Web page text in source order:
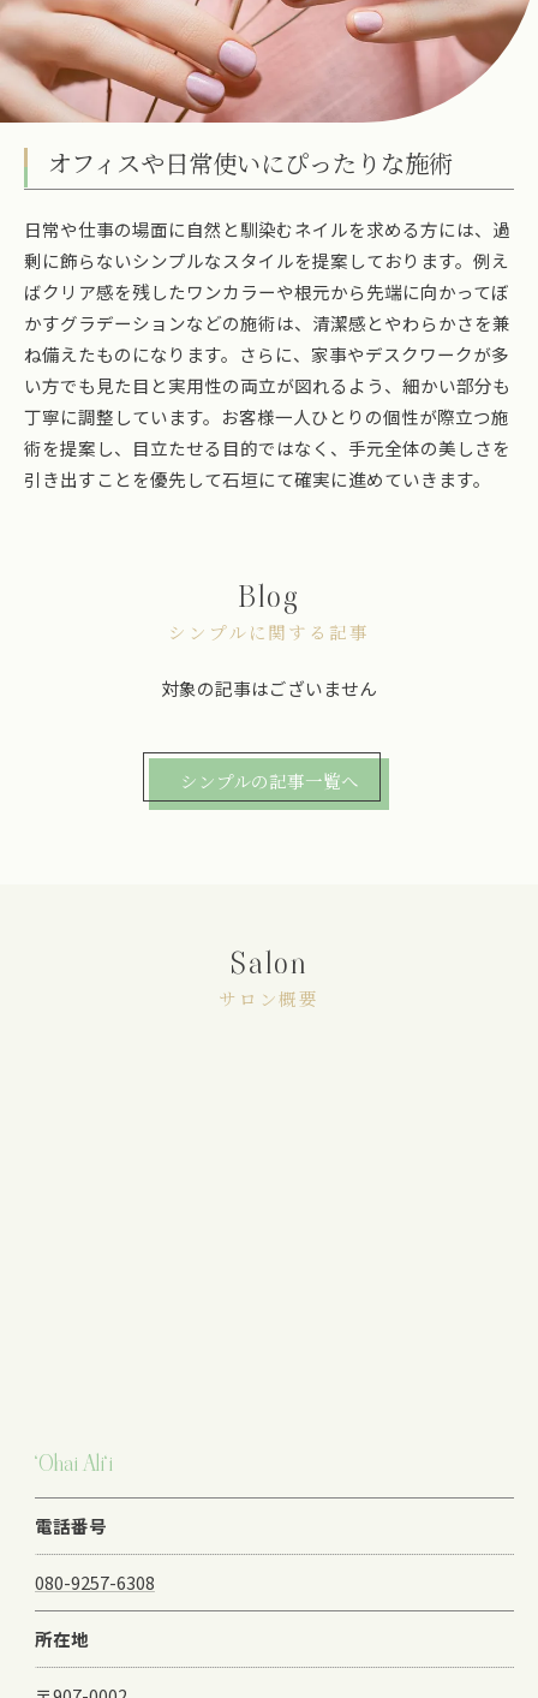
オフィスや日常使いにぴったりな施術
日常や仕事の場面に自然と馴染むネイルを求める方には、過
剰に飾らないシンプルなスタイルを提案しております。例え
ばクリア感を残したワンカラーや根元から先端に向かってぼ
かすグラデーションなどの施術は、清潔感とやわらかさを兼
ね備えたものになります。さらに、家事やデスクワークが多
い方でも見た目と実用性の両立が図れるよう、細かい部分も
丁寧に調整しています。お客様一人ひとりの個性が際立つ施
術を提案し、目立たせる目的ではなく、手元全体の美しさを
引き出すことを優先して石垣にて確実に進めていきます。
Blog
シンプルに関する記事
対象の記事はございません
シンプルの記事一覧へ
サロン概要
Salon
‘Ohai Ali‘i
電話番号
080-9257-6308
所在地